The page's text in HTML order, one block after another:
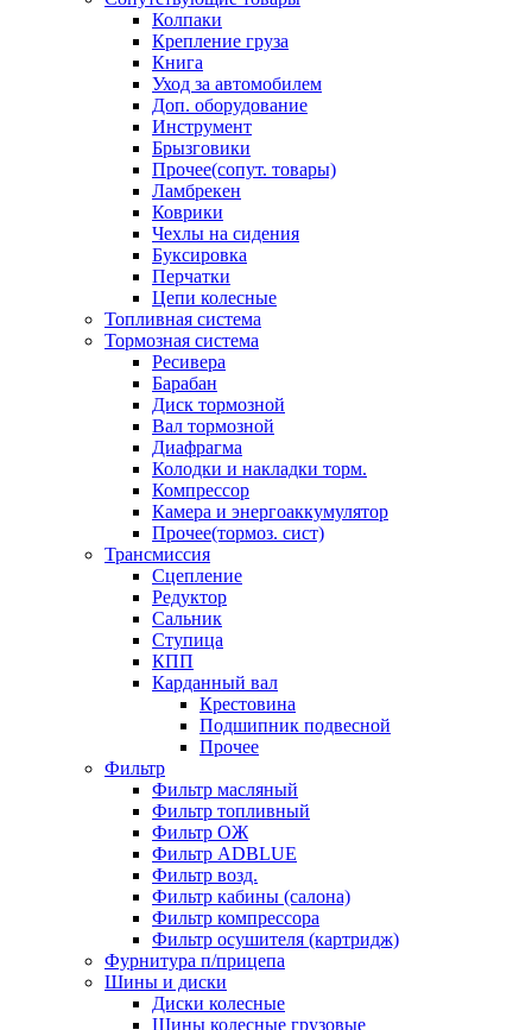
Колпаки
Крепление груза
Книга
Уход за автомобилем
Доп. оборудование
Инструмент
Брызговики
Прочее(сопут. товары)
Ламбрекен
Коврики
Чехлы на сидения
Буксировка
Перчатки
Цепи колесные
Топливная система
Тормозная система
Ресивера
Барабан
Диск тормозной
Вал тормозной
Диафрагма
Колодки и накладки торм.
Компрессор
Камера и энергоаккумулятор
Прочее(тормоз. сист)
Трансмиссия
Сцепление
Редуктор
Сальник
Ступица
КПП
Карданный вал
Крестовина
Подшипник подвесной
Прочее
Фильтр
Фильтр масляный
Фильтр топливный
Фильтр ОЖ
Фильтр ADBLUE
Фильтр возд.
Фильтр кабины (салона)
Фильтр компрессора
Фильтр осушителя (картридж)
Фурнитура п/прицепа
Шины и диски
Диски колесные
Шины колесные грузовые